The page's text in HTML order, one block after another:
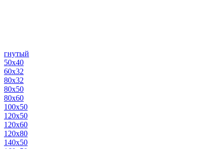
гнутый
50х40
60х32
80х32
80х50
80х60
100х50
120х50
120х60
120х80
140х50